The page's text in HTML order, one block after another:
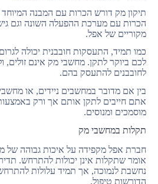
תיקון מק דורש הכרות עם המבנה
הכרות עם מערכת ההפעלה השונה וגם
מקוריים של אפל.
כמו תמיד, התעסקות חובבנית יכולה
לכם ביוקר לתקן. מחשבי מק אינם זולים,
לחובבנים להתעסק בהם.
בין אם מדובר במחשבים ניידים, או
אתם חייבים לתקן אותם אך ורק
מוסמכים ומנוסים.
תקלות במחשבי מק
חברת אפל מקפידה על איכות גבוהה של
אומר שתקלות אינן יכולות להתרחש.
נחשבת לנמוכה, אך תמיד עלולות
הדורשות טיפול.